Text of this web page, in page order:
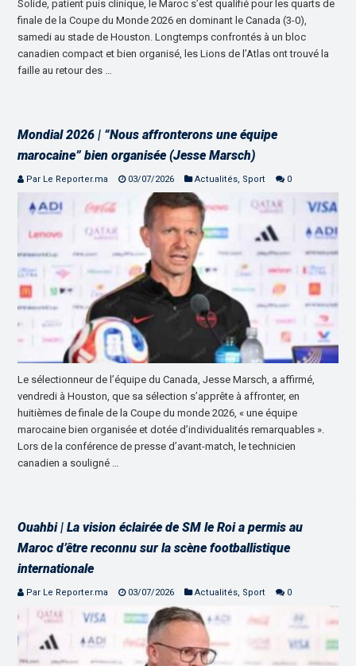
Solide, patient puis clinique, le Maroc s’est qualifié pour les quarts de
finale de la Coupe du Monde 2026 en dominant le Canada (3-0),
samedi au stade de Houston. Longtemps confrontés à un bloc
canadien compact et bien organisé, les Lions de l’Atlas ont trouvé la
faille au retour des …
Mondial 2026 | “Nous affronterons une équipe
marocaine” bien organisée (Jesse Marsch)
Par Le Reporter.ma 03/07/2026 Actualités, Sport 0
Le sélectionneur de l’équipe du Canada, Jesse Marsch, a affirmé,
vendredi à Houston, que sa sélection s’apprête à affronter, en
huitièmes de finale de la Coupe du monde 2026, « une équipe
marocaine bien organisée et dotée d’individualités remarquables ».
Lors de la conférence de presse d’avant-match, le technicien
canadien a souligné …
Ouahbi | La vision éclairée de SM le Roi a permis au
Maroc d’être reconnu sur la scène footballistique
internationale
Par Le Reporter.ma 03/07/2026 Actualités, Sport 0